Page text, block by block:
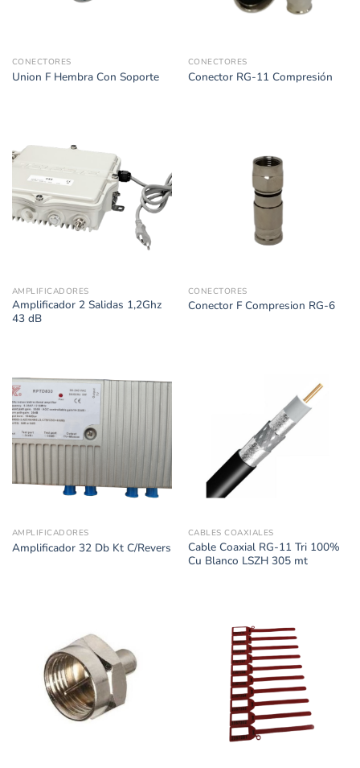
CONECTORES
Union F Hembra Con Soporte
CONECTORES
Conector RG-11 Compresión
AMPLIFICADORES
Amplificador 2 Salidas 1,2Ghz
43 dB
CONECTORES
Conector F Compresion RG-6
AMPLIFICADORES
Amplificador 32 Db Kt C/Revers
CABLES COAXIALES
Cable Coaxial RG-11 Tri 100%
Cu Blanco LSZH 305 mt